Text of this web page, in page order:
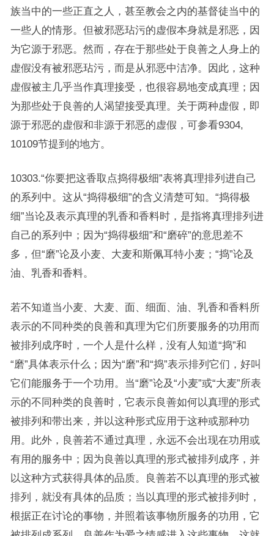
族当中的一些正直之人，甚至教会之内的基督徒当中的
一些人的情形。但被邪恶玷污的虚假本身就是邪恶，因
为它源于邪恶。然而，存在于那些处于良善之人身上的
虚假没有被邪恶玷污，而是从邪恶中洁净。因此，这种
虚假被主几乎当作真理接受，也很容易地变成真理；因
为那些处于良善的人渴望接受真理。关于两种虚假，即
源于邪恶的虚假和非源于邪恶的虚假，可参看9304,
10109节提到的地方。
10303.“你要把这香取点捣得极细”表将真理排列进自己
的系列中。这从“捣得极细”的含义清楚可知。“捣得极
细”当论及表示真理的乳香和香料时，是指将真理排列进
自己的系列中；因为“捣得极细”和“磨碎”的意思差不
多，但“磨”论及小麦、大麦和斯佩耳特小麦；“捣”论及
油、乳香和香料。
若不知道当小麦、大麦、面、细面、油、乳香和香料所
表示的不同种类的良善和真理为它们所要服务的功用而
被排列成序时，一个人是什么样，没有人知道“捣”和
“磨”具体表示什么；因为“磨”和“捣”表示排列它们，好叫
它们能服务于一个功用。当“磨”论及“小麦”或“大麦”所表
示的不同种类的良善时，它表示良善如何以真理的形式
被排列和带出来，并以这种形式应用于这种或那种功
用。此外，良善若不通过真理，永远不会出现在功用或
有用的服务中；因为良善以真理的形式被排列成序，并
以这种方式获得具体的品质。良善若不以真理的形式被
排列，就没有具体的品质；当以真理的形式被排列时，
根据正在讨论的事物，并照着该事物所服务的功用，它